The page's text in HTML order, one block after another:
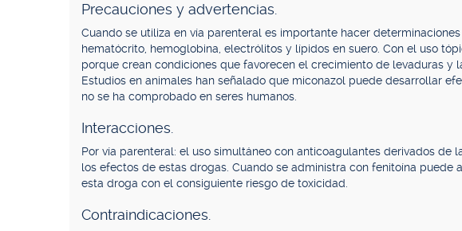
Precauciones y advertencias.
Cuando se utiliza en vía parenteral es importante hacer
hematócrito, hemoglobina, electrólitos y lípidos en suero. Con el uso
porque crean condiciones que favorecen el crecimiento de levaduras y
Estudios en animales han señalado que miconazol puede desarrollar
no se ha comprobado en seres humanos.
Interacciones.
Por vía parenteral: el uso simultáneo con anticoagulantes derivados de
los efectos de estas drogas. Cuando se administra con fenitoína puede
esta droga con el consiguiente riesgo de toxicidad.
Contraindicaciones.